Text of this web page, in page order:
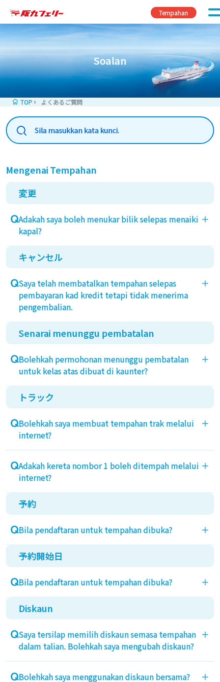
Tempahan
Soalan
TOP よくあるご質問
Mengenai Tempahan
変更
Adakah saya boleh menukar bilik selepas menaiki
kapal?
＋
Jika terdapat kekosongan, anda boleh menukar
kepada kelas yang lebih tinggi. (Perubahan kepada
kelas yang lebih rendah di dalam kapal tidak
diterima)
Sila maklumkan kepada kaunter informasi di dalam
kapal selepas anda menaiki kapal.
キャンセル
Saya telah membatalkan tempahan selepas
pembayaran kad kredit tetapi tidak menerima
pengembalian.
＋
Setelah pembatalan, pengembalian dana akan
dilakukan ke akaun anda oleh syarikat kad kredit
yang anda gunakan. Untuk pertanyaan mengenai
tarikh pengembalian, sila hubungi syarikat kad
kredit. Jika sudah lebih dari 2 bulan sejak
pembatalan dan anda belum menerima
dahulu, dan jika masalah tidak diselesaikan, sila
hubungi pusat tempahan.
Senarai menunggu pembatalan
Bolehkah permohonan menunggu pembatalan
untuk kelas atas dibuat di kaunter?
＋
Permohonan menunggu pembatalan untuk kelas
atas akan diterima di kaunter informasi dalam kapal
setelah anda menaiki kapal.
トラック
Bolehkah saya membuat tempahan trak melalui
internet?
＋
Anda tidak boleh membuat tempahan trak melalui
internet. Sila hubungi nombor berikut.
Kobe (078)857-1223
Adakah kereta nombor 1 boleh ditempah melalui
internet?
＋
Kereta nombor 1 boleh ditempah melalui dail
kargo tanpa mengira bentuk badan.
Tempahan melalui internet tidak tersedia.
予約
Bila pendaftaran untuk tempahan dibuka? ＋
Pendaftaran akan bermula pada pukul 9 pagi pada
hari yang sama dua bulan sebelum tarikh berlepas.
Contoh: Tarikh mula tempahan untuk 4/29 dan
4/30 adalah pada 3/1. Namun, untuk tahun lompat,
tarikh mula tempahan untuk 4/29 adalah pada
2/29.
Selain itu, ahli dengan pangkat emas dan ke atas
boleh memulakan tempahan dalam talian pada
pukul 9 pagi pada hari yang sama dua bulan + 1 hari
lebih awal.
予約開始日
Bila pendaftaran untuk tempahan dibuka? ＋
Pendaftaran akan bermula pada pukul 9 pagi pada
hari yang sama dua bulan sebelum tarikh berlepas.
Contoh: Tarikh mula tempahan untuk 4/29 dan
4/30 adalah pada 3/1. Namun, untuk tahun lompat,
tarikh mula tempahan untuk 4/29 adalah pada
2/29.
Diskaun
Saya tersilap memilih diskaun semasa tempahan
dalam talian. Bolehkah saya mengubah diskaun?
＋
Dokumen yang diperlukan untuk diskaun boleh
Bolehkah saya menggunakan diskaun bersama? ＋